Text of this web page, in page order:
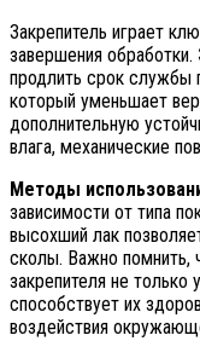
Закрепитель играет
завершения
продлить срок службы
который уменьшает
дополнительную
влага, механические
Методы
зависимости от типа
высохший лак
сколы. Важно помнить,
закрепителя не только
способствует их
воздействия